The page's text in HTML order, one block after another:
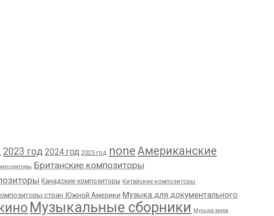
2023 год 2024 год 2025 год noneАмериканские
Британские композиторы
Канадские композиторы Китайские композиторы
стран Южной Америки Музыка для документального
Музыкальные сборники Музыка мира